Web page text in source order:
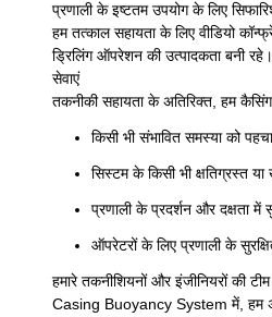
प्रणाली के इष्टतम उपयोग के लिए
हम तत्काल सहायता के लिए वीडियो
ड्रिलिंग ऑपरेशन की उत्पादकता बनी रहे।.
सेवाएं
तकनीकी सहायता के अतिरिक्त, हम
किसी भी संभावित समस्या को
सिस्टम के किसी भी क्षतिग्रस्त
प्रणाली के प्रदर्शन और दक्षता
ऑपरेटरों के लिए प्रणाली के
हमारे तकनीशियनों और इंजीनियरों की
Casing Buoyancy System में, हम